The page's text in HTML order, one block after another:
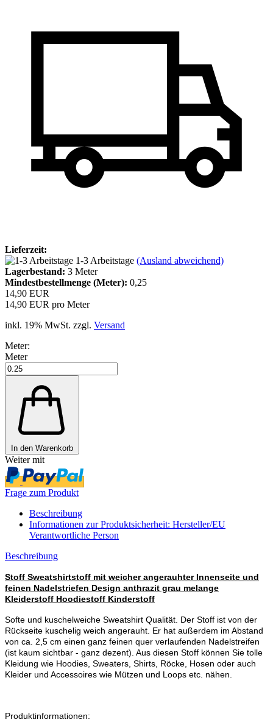
Lieferzeit:
1-3 Arbeitstage (Ausland abweichend)
Lagerbestand: 3 Meter
Mindestbestellmenge (Meter): 0,25
14,90 EUR
14,90 EUR pro Meter
inkl. 19% MwSt. zzgl. Versand
Meter:
Meter
In den Warenkorb
Weiter mit
Frage zum Produkt
Beschreibung
Informationen zur Produktsicherheit: Hersteller/EU
Verantwortliche Person
Beschreibung
Stoff Sweatshirtstoff mit weicher angerauhter Innenseite und
feinen Nadelstriefen Design anthrazit grau melange
Kleiderstoff Hoodiestoff Kinderstoff
Softe und kuschelweiche Sweatshirt Qualität. Der Stoff ist von der
Rückseite kuschelig weich angerauht. Er hat außerdem im Abstand
von ca. 2,5 cm einen ganz feinen quer verlaufenden Nadelstreifen
(ist kaum sichtbar - ganz dezent). Aus diesen Stoff können Sie tolle
Kleidung wie Hoodies, Sweaters, Shirts, Röcke, Hosen oder auch
Kleider und Accessoires wie Mützen und Loops etc. nähen.
Produktinformationen: